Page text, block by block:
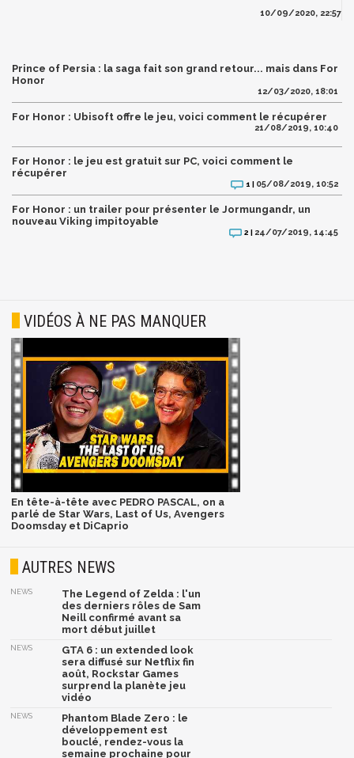
10/09/2020, 22:57
Prince of Persia : la saga fait son grand retour... mais dans For
Honor
12/03/2020, 18:01
For Honor : Ubisoft offre le jeu, voici comment le récupérer
21/08/2019, 10:40
For Honor : le jeu est gratuit sur PC, voici comment le
récupérer
1 | 05/08/2019, 10:52
For Honor : un trailer pour présenter le Jormungandr, un
nouveau Viking impitoyable
2 | 24/07/2019, 14:45
VIDÉOS À NE PAS MANQUER
En tête-à-tête avec PEDRO PASCAL, on a
parlé de Star Wars, Last of Us, Avengers
Doomsday et DiCaprio
AUTRES NEWS
NEWS
The Legend of Zelda : l'un
des derniers rôles de Sam
Neill confirmé avant sa
mort début juillet
NEWS
GTA 6 : un extended look
sera diffusé sur Netflix fin
août, Rockstar Games
surprend la planète jeu
vidéo
NEWS
Phantom Blade Zero : le
développement est
bouclé, rendez-vous la
semaine prochaine pour